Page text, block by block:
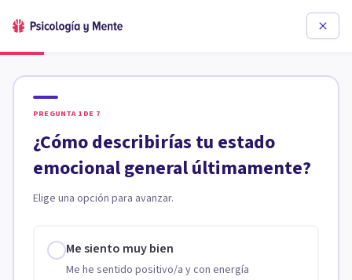
PREGUNTA 1 DE 7
¿Cómo describirías tu estado
emocional general últimamente?
Elige una opción para avanzar.
Me siento muy bien
Me he sentido positivo/a y con energía